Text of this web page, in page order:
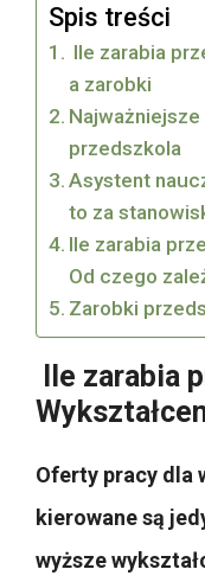
Spis treści
Ile zarabia
a zarobki
przedszkola
Asystent
to za
Ile zarabia
Od czego
Zarobki
Ile zarabia
Oferty pracy dla
kierowane są
wyższe